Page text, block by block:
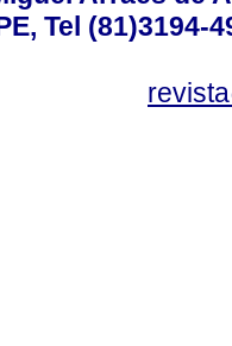
Tel (81)3194-